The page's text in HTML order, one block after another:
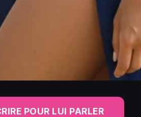
POUR LUI PARLER